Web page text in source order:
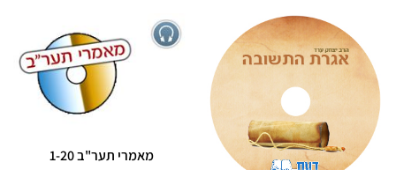
מאמרי תער"ב 1-20